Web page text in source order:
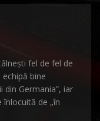
fel de fel de
bine
din Germania”, iar
înlocuită de „în